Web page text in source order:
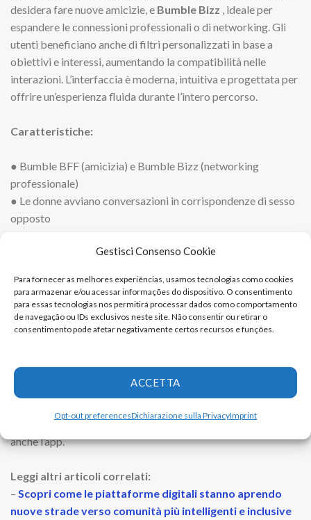
Gestisci Consenso Cookie
Para fornecer as melhores experiências, usamos tecnologias como cookies
para armazenar e/ou acessar informações do dispositivo. O consentimento
para essas tecnologias nos permitirá processar dados como comportamento
de navegação ou IDs exclusivos neste site. Não consentir ou retirar o
consentimento pode afetar negativamente certos recursos e funções.
ACCETTA
Opt-out preferencesDichiarazione sulla PrivacyImprint
desidera fare nuove amicizie, e Bumble Bizz , ideale per
espandere le connessioni professionali o di networking. Gli
utenti beneficiano anche di filtri personalizzati in base a
obiettivi e interessi, aumentando la compatibilità nelle
interazioni. L’interfaccia è moderna, intuitiva e progettata per
offrire un’esperienza fluida durante l’intero percorso.
Caratteristiche:
● Bumble BFF (amicizia) e Bumble Bizz (networking
professionale)
● Le donne avviano conversazioni in corrispondenze di sesso
opposto
5. Happn
Trova le persone che hai incrociato. Happn è la scelta
locali. A differenza di altre piattaforme che si basano
esclusivamente sui filtri tradizionali, la caratteristica unica di
fisicamente incrociato durante il giorno e che utilizzano
anche l’app.
Leggi altri articoli correlati:
– Scopri come le piattaforme digitali stanno aprendo
nuove strade verso comunità più intelligenti e inclusive